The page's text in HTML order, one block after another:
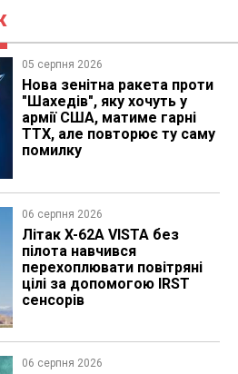
05 серпня 2026
Нова зенітна ракета проти
"Шахедів", яку хочуть у
армії США, матиме гарні
ТТХ, але повторює ту саму
помилку
06 серпня 2026
Літак X-62A VISTA без
пілота навчився
перехоплювати повітряні
цілі за допомогою IRST
сенсорів
06 серпня 2026